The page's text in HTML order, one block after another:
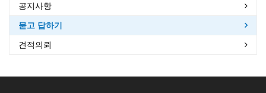
공지사항
묻고 답하기
견적의뢰